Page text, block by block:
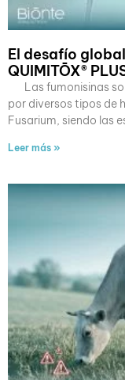
El desafío
QUIMITŌX®
Las fumonisinas
por diversos tipos de
Fusarium, siendo las
Leer más »